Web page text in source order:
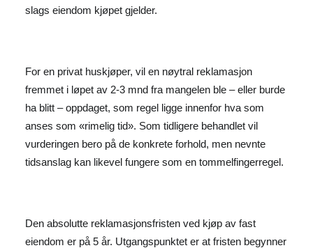
slags eiendom kjøpet gjelder.
For en privat huskjøper, vil en nøytral reklamasjon
fremmet i løpet av 2-3 mnd fra mangelen ble – eller burde
ha blitt – oppdaget, som regel ligge innenfor hva som
anses som «rimelig tid». Som tidligere behandlet vil
vurderingen bero på de konkrete forhold, men nevnte
tidsanslag kan likevel fungere som en tommelfingerregel.
Den absolutte reklamasjonsfristen ved kjøp av fast
eiendom er på 5 år. Utgangspunktet er at fristen begynner